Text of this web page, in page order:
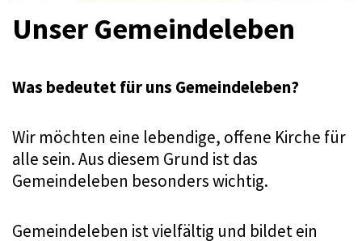
Unser Gemeindeleben
Was bedeutet für uns Gemeindeleben?
Wir möchten eine lebendige, offene Kirche für
alle sein. Aus diesem Grund ist das
Gemeindeleben besonders wichtig.
Gemeindeleben ist vielfältig und bildet ein